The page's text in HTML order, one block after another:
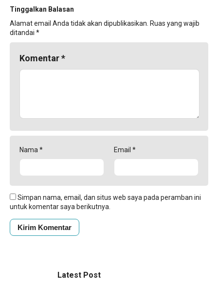
Tinggalkan Balasan
Alamat email Anda tidak akan dipublikasikan. Ruas yang wajib
ditandai *
Komentar*
Nama * Email *
Simpan nama, email, dan situs web saya pada peramban ini
untuk komentar saya berikutnya.
Latest Post